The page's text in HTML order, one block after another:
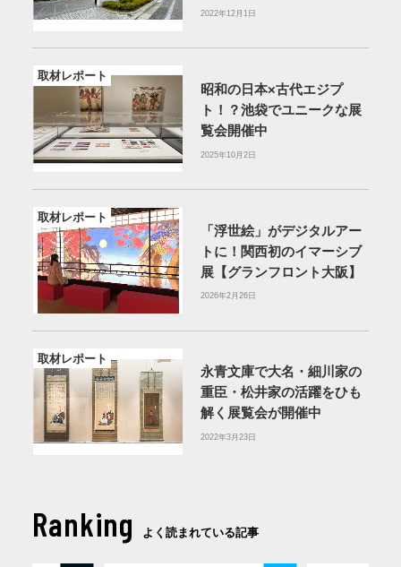
ム】
2022年12月1日
取材レポート
昭和の日本×古代エジプ
ト！？池袋でユニークな展
覧会開催中
2025年10月2日
取材レポート
「浮世絵」がデジタルアー
トに！関西初のイマーシブ
展【グランフロント大阪】
2026年2月26日
取材レポート
永青文庫で大名・細川家の
重臣・松井家の活躍をひも
解く展覧会が開催中
2022年3月23日
Ranking よく読まれている記事